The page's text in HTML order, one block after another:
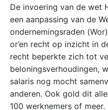
De invoering van de wet
een aanpassing van de
ondernemingsraden
or’en recht op inzicht in
recht beperkte zich tot
beloningsverhoudingen,
salaris nog mocht
anderen. Ook gold dit
100 werknemers of